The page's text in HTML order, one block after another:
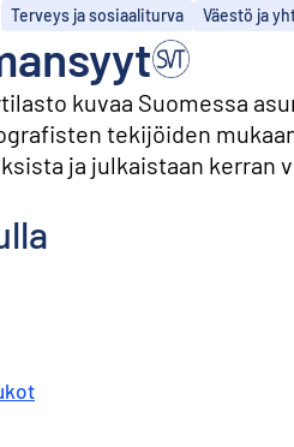
Terveys ja sosiaaliturva Väestö ja
kuvaa Suomessa
tekijöiden
ja julkaistaan kerran